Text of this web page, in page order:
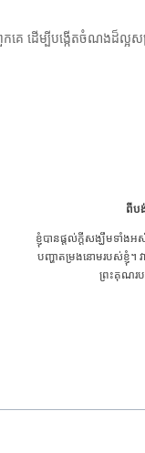
េ ដើម្បីបង្កើតចំណងដ៏ល្អស
CKD គឺ​ជា​ស្ថានភាព​ពេ
រហើយ ទីបំផុត GoMedii
ដល់ព